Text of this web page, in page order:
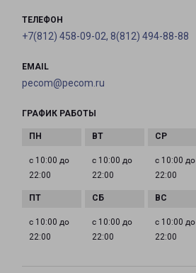
ТЕЛЕФОН
+7(812) 458-09-02, 8(812) 494-88-88
EMAIL
pecom@pecom.ru
ГРАФИК РАБОТЫ
с 10:00 до
22:00
с 10:00 до
22:00
с 10:00 до
22:00
с 10:00 до
22:00
с 10:00 до
22:00
с 10:00 до
22:00